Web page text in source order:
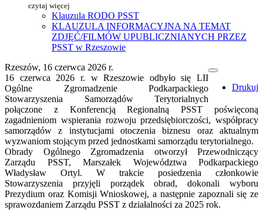
czytaj więcej
Klauzula RODO PSST
KLAUZULA INFORMACYJNA NA TEMAT
ZDJĘĆ/FILMÓW UPUBLICZNIANYCH PRZEZ
PSST w Rzeszowie
Drukuj
Rzeszów, 16 czerwca 2026 r.
16 czerwca 2026 r. w Rzeszowie odbyło się LII
Ogólne Zgromadzenie Podkarpackiego
Stowarzyszenia Samorządów Terytorialnych
połączone z Konferencją Regionalną PSST poświęconą
zagadnieniom wspierania rozwoju przedsiębiorczości, współpracy
samorządów z instytucjami otoczenia biznesu oraz aktualnym
wyzwaniom stojącym przed jednostkami samorządu terytorialnego.
Obrady Ogólnego Zgromadzenia otworzył Przewodniczący
Zarządu PSST, Marszałek Województwa Podkarpackiego
Władysław Ortyl. W trakcie posiedzenia członkowie
Stowarzyszenia przyjęli porządek obrad, dokonali wyboru
Prezydium oraz Komisji Wnioskowej, a następnie zapoznali się ze
sprawozdaniem Zarządu PSST z działalności za 2025 rok.